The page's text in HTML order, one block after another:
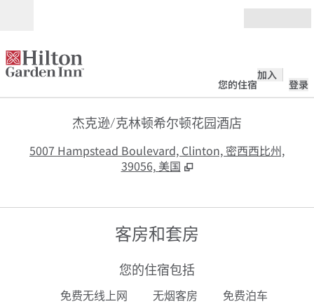
您的住宿
加入
登录
杰克逊/克林顿希尔顿花园酒店
5007 Hampstead Boulevard, Clinton, 密西西比州,
39056, 美国
客房和套房
您的住宿包括
免费无线上网 无烟客房
免费泊车